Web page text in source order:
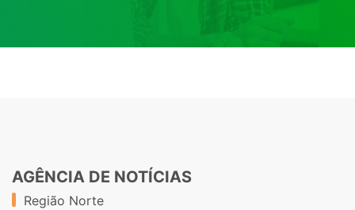
AGÊNCIA DE NOTÍCIAS
Região Norte